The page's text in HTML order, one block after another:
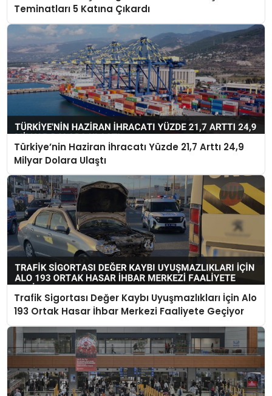
Teminatları 5 Katına Çıkardı
Türkiye’nin Haziran İhracatı Yüzde 21,7 Arttı 24,9
Milyar Dolara Ulaştı
Trafik Sigortası Değer Kaybı Uyuşmazlıkları İçin Alo
193 Ortak Hasar İhbar Merkezi Faaliyete Geçiyor